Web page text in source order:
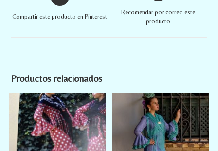
Compartir este producto en Pinterest
Recomendar por correo este
producto
Productos relacionados